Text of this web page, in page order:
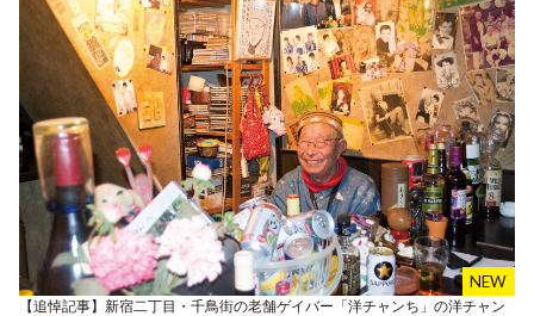
【追悼記事】新宿二丁目・千鳥街の老舗ゲイバー「洋チャンち」の洋チャン